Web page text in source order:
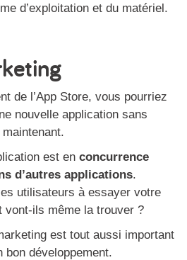
d’exploitation et du matériel.
de l’App Store, vous pourriez
nouvelle application sans
est en concurrence
d’autres applications.
utilisateurs à essayer votre
vont-ils même la trouver ?
est tout aussi important
bon développement.